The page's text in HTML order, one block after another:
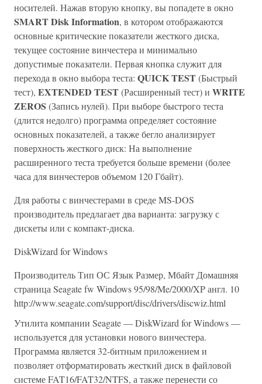
носителей. Нажав вторую кнопку, вы попадете в окно
SMART Disk Information, в котором отображаются
основные критические показатели жесткого диска,
текущее состояние винчестера и минимально
допустимые показатели. Первая кнопка служит для
перехода в окно выбора теста: QUICK TEST(Быстрый
тест), EXTENDED TEST(Расширенный тест) и WRITE
ZEROS (Запись нулей). При выборе быстрого теста
(длится недолго) программа определяет состояние
основных показателей, а также бегло анализирует
поверхность жесткого диск: На выполнение
расширенного теста требуется больше времени (более
часа для винчестеров объемом 120 Гбайт).
Для работы с винчестерами в среде MS-DOS
производитель предлагает два варианта: загрузку с
дискеты или с компакт-диска.
DiskWizard for Windows
Производитель Тип ОС Язык Размер, Мбайт Домашняя
страница Seagate fw Windows 95/98/Me/2000/XP англ. 10
http://www.seagate.com/support/disc/drivers/discwiz.html
Утилита компании Seagate — DiskWizard for Windows —
используется для установки нового винчестера.
Программа является 32-битным приложением и
позволяет отформатировать жесткий диск в файловой
системе FAT16/FAT32/NTFS, а также перенести со